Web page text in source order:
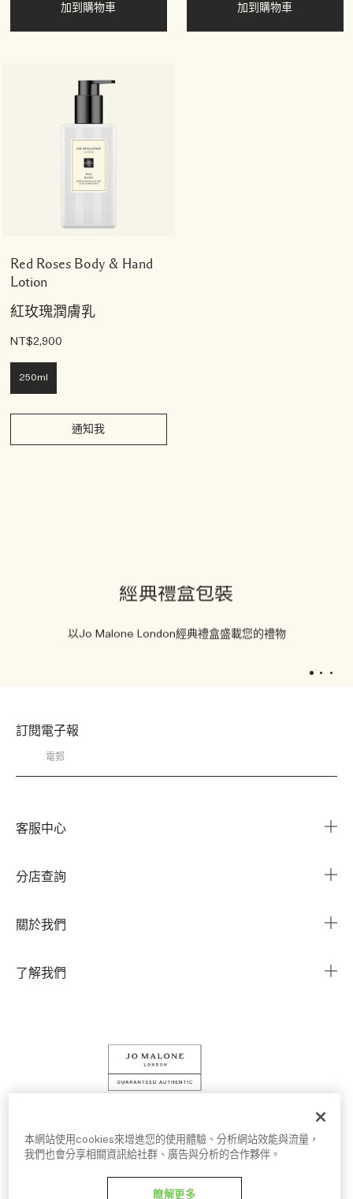
加到購物車 加到購物車
Red Roses Body & Hand
Lotion
紅玫瑰潤膚乳
NT$2,900
250ml
通知我
經典禮盒包裝
以Jo Malone London經典禮盒盛載您的禮物
訂閱電子報
客服中心
我的帳戶
我的訂單
分店查詢
關於我們
了解我們
條款細則 隱私權政策 Cookies 設定
本網站使用cookies來增進您的使用體驗、分析網站效能與流量，
我們也會分享相關資訊給社群、廣告與分析的合作夥伴。
瞭解更多